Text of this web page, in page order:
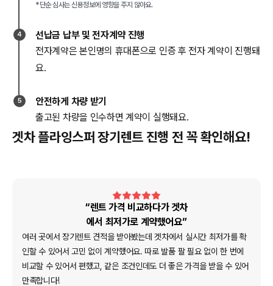
*단순 심사는 신용정보에 영향을 주지 않아요.
4
선납금 납부 및 전자계약 진행
전자계약은 본인명의 휴대폰으로 인증 후 전자 계약이 진행돼
요.
5
안전하게 차량 받기
출고된 차량을 인수하면 계약이 실행돼요.
겟차 플라잉스퍼 장기렌트 진행 전 꼭 확인해요!
“렌트 가격 비교하다가 겟차
에서 최저가로 계약했어요”
여러 곳에서 장기렌트 견적을 받아봤는데 겟차에서 실시간 최저가를 확
인할 수 있어서 고민 없이 계약했어요. 따로 발품 팔 필요 없이 한 번에
비교할 수 있어서 편했고, 같은 조건인데도 더 좋은 가격을 받을 수 있어
만족합니다!